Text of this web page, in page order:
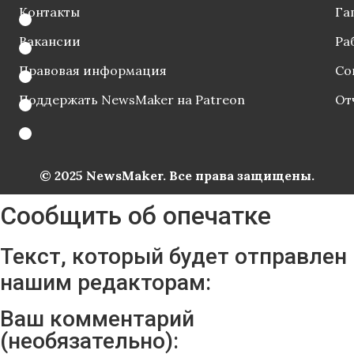
Контакты
Вакансии
Правовая информация
Поддержать NewsMaker на Patreon
© 2025 NewsMaker. Все права защищены.
Сообщить об опечатке
Текст, который будет отправлен
нашим редакторам:
Ваш комментарий
(необязательно):